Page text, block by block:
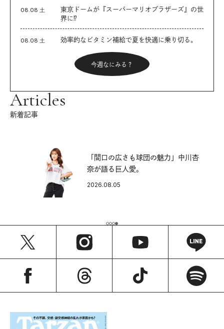
08.08 土
東京ドームが『スーパーマリオブラザーズ』の世
界に⁉︎
08.08 土 効率的なビタミン補給で夏を快適に乗り切る。
今週なにみる？
Articles
新着記事
「間口の広さも球団の魅力」中川杏
奈が語る巨人愛。
2026.08.05